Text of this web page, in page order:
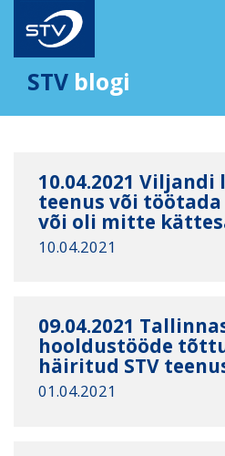
STV blogi
10.04.2021
teenus või
või oli mitte
10.04.2021
09.04.2021
hooldustööde
häiritud STV
01.04.2021